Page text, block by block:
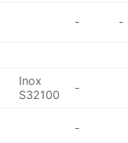
- -
Inox
S32100
-
-